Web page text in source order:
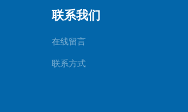
联系我们
在线留言
联系方式